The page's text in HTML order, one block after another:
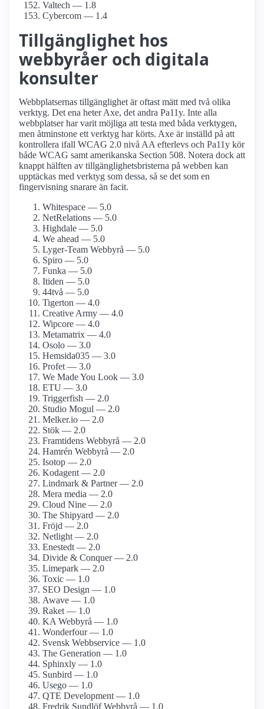
Valtech — 1.8
Cybercom — 1.4
Tillgänglighet hos
webbyråer och digitala
konsulter
Webbplatsernas tillgänglighet är oftast mätt med två olika
verktyg. Det ena heter Axe, det andra Pa11y. Inte alla
webbplatser har varit möjliga att testa med båda verktygen,
men åtminstone ett verktyg har körts. Axe är inställd på att
kontrollera ifall WCAG 2.0 nivå AA efterlevs och Pa11y kör
både WCAG samt amerikanska Section 508. Notera dock att
knappt hälften av tillgänglighetsbristerna på webben kan
upptäckas med verktyg som dessa, så se det som en
fingervisning snarare än facit.
Whitespace — 5.0
NetRelations — 5.0
Highdale — 5.0
We ahead — 5.0
Lyger-Team Webbyrå — 5.0
Spiro — 5.0
Funka — 5.0
Itiden — 5.0
44två — 5.0
Tigerton — 4.0
Creative Army — 4.0
Wipcore — 4.0
Metamatrix — 4.0
Osolo — 3.0
Hemsida035 — 3.0
Profet — 3.0
We Made You Look — 3.0
ETU — 3.0
Triggerfish — 2.0
Studio Mogul — 2.0
Melker.io — 2.0
Stök — 2.0
Framtidens Webbyrå — 2.0
Hamrén Webbyrå — 2.0
Isotop — 2.0
Kodagent — 2.0
Lindmark & Partner — 2.0
Mera media — 2.0
Cloud Nine — 2.0
The Shipyard — 2.0
Fröjd — 2.0
Netlight — 2.0
Enestedt — 2.0
Divide & Conquer — 2.0
Limepark — 2.0
Toxic — 1.0
SEO Design — 1.0
Awave — 1.0
Raket — 1.0
KA Webbyrå — 1.0
Wonderfour — 1.0
Svensk Webbservice — 1.0
The Generation — 1.0
Sphinxly — 1.0
Sunbird — 1.0
Usego — 1.0
QTE Development — 1.0
Fredrik Sundlöf Webbyrå — 1.0